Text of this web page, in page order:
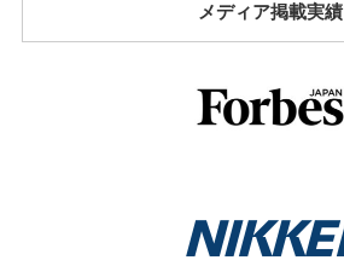
メディア掲載実績